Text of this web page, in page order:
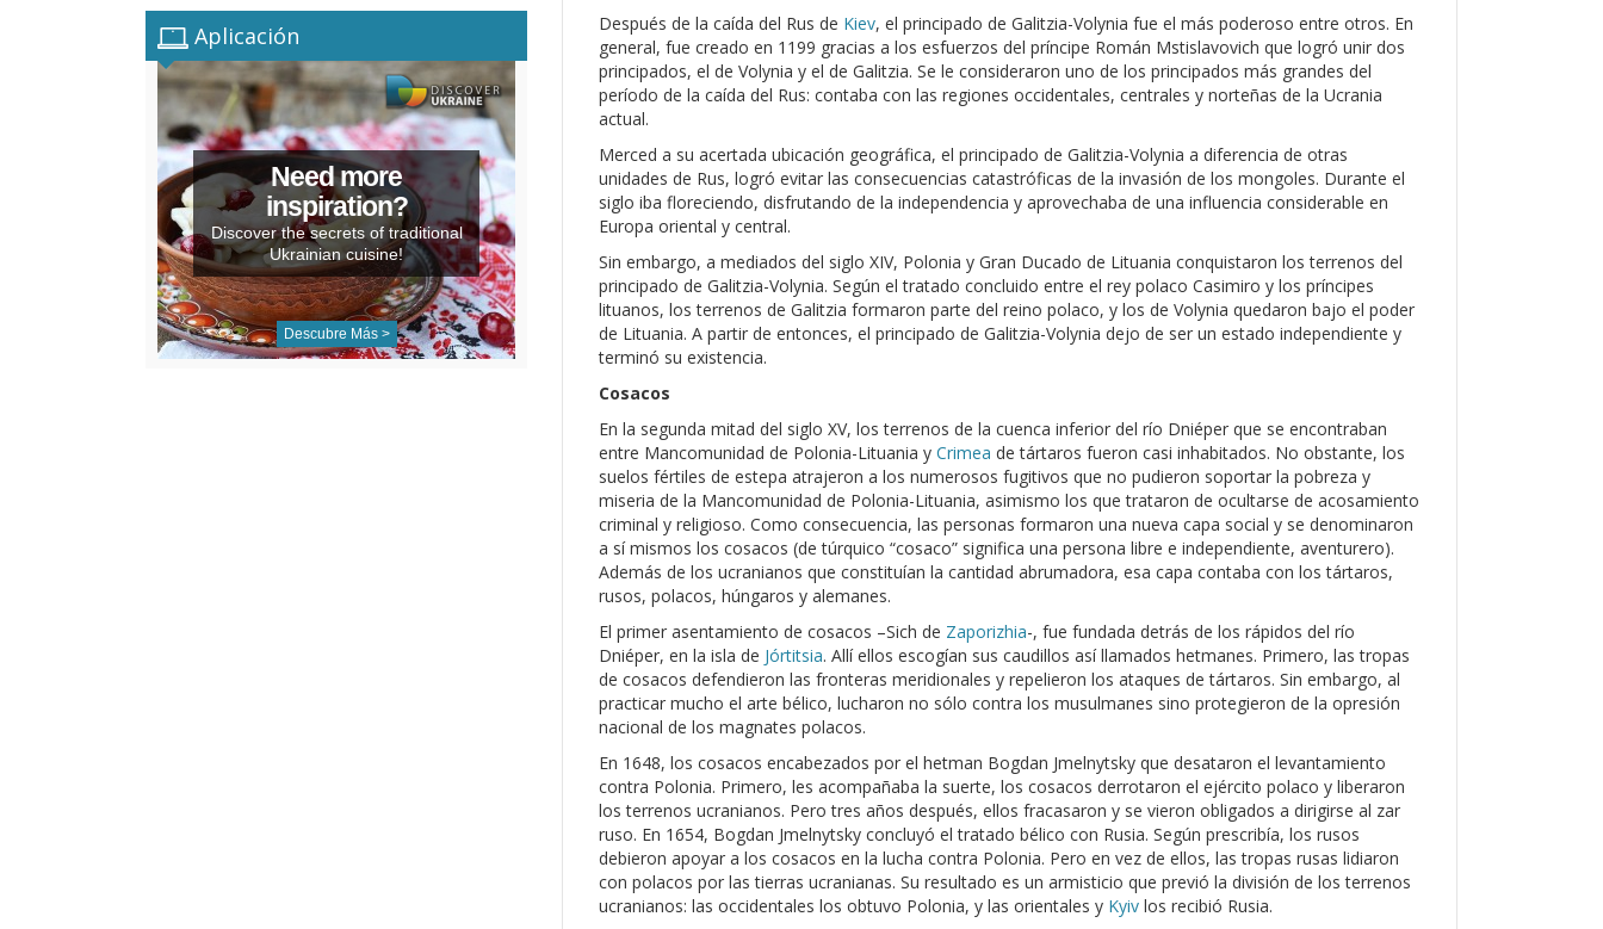
Aplicación
Need more
inspiration?
Discover the secrets of traditional
Ukrainian cuisine!
Descubre Más >
Después de la caída del Rus de Kiev, el principado de Galitzia-Volynia fue el más poderoso entre otros. En
general, fue creado en 1199 gracias a los esfuerzos del príncipe Román Mstislavovich que logró unir dos
principados, el de Volynia y el de Galitzia. Se le consideraron uno de los principados más grandes del
período de la caída del Rus: contaba con las regiones occidentales, centrales y norteñas de la Ucrania
actual.
Merced a su acertada ubicación geográfica, el principado de Galitzia-Volynia a diferencia de otras
unidades de Rus, logró evitar las consecuencias catastróficas de la invasión de los mongoles. Durante el
siglo iba floreciendo, disfrutando de la independencia y aprovechaba de una influencia considerable en
Europa oriental y central.
Sin embargo, a mediados del siglo XIV, Polonia y Gran Ducado de Lituania conquistaron los terrenos del
principado de Galitzia-Volynia. Según el tratado concluido entre el rey polaco Casimiro y los príncipes
lituanos, los terrenos de Galitzia formaron parte del reino polaco, y los de Volynia quedaron bajo el poder
de Lituania. A partir de entonces, el principado de Galitzia-Volynia dejo de ser un estado independiente y
terminó su existencia.
Cosacos
En la segunda mitad del siglo XV, los terrenos de la cuenca inferior del río Dniéper que se encontraban
entre Mancomunidad de Polonia-Lituania y Crimea de tártaros fueron casi inhabitados. No obstante, los
suelos fértiles de estepa atrajeron a los numerosos fugitivos que no pudieron soportar la pobreza y
miseria de la Mancomunidad de Polonia-Lituania, asimismo los que trataron de ocultarse de acosamiento
criminal y religioso. Como consecuencia, las personas formaron una nueva capa social y se denominaron
a sí mismos los cosacos (de túrquico “cosaco” significa una persona libre e independiente, aventurero).
Además de los ucranianos que constituían la cantidad abrumadora, esa capa contaba con los tártaros,
rusos, polacos, húngaros y alemanes.
El primer asentamiento de cosacos –Sich de Zaporizhia-, fue fundada detrás de los rápidos del río
Dniéper, en la isla de Jórtitsia. Allí ellos escogían sus caudillos así llamados hetmanes. Primero, las tropas
de cosacos defendieron las fronteras meridionales y repelieron los ataques de tártaros. Sin embargo, al
practicar mucho el arte bélico, lucharon no sólo contra los musulmanes sino protegieron de la opresión
nacional de los magnates polacos.
En 1648, los cosacos encabezados por el hetman Bogdan Jmelnytsky que desataron el levantamiento
contra Polonia. Primero, les acompañaba la suerte, los cosacos derrotaron el ejército polaco y liberaron
los terrenos ucranianos. Pero tres años después, ellos fracasaron y se vieron obligados a dirigirse al zar
ruso. En 1654, Bogdan Jmelnytsky concluyó el tratado bélico con Rusia. Según prescribía, los rusos
debieron apoyar a los cosacos en la lucha contra Polonia. Pero en vez de ellos, las tropas rusas lidiaron
con polacos por las tierras ucranianas. Su resultado es un armisticio que previó la división de los terrenos
ucranianos: las occidentales los obtuvo Polonia, y las orientales y Kyiv los recibió Rusia.